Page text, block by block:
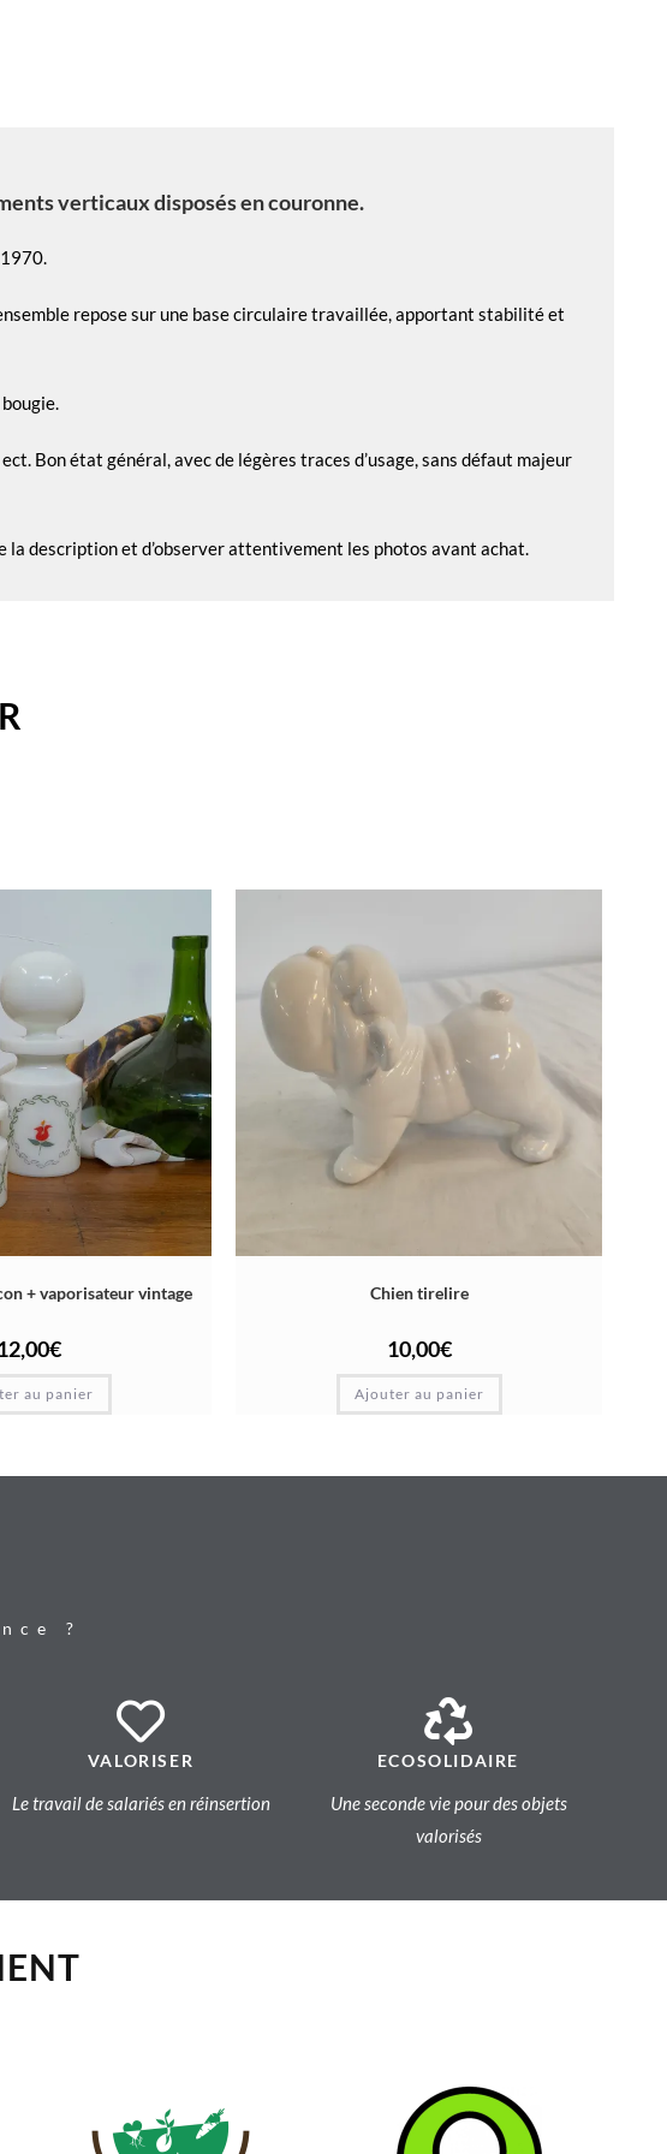
verticaux disposés en couronne.
repose sur une base circulaire travaillée, apportant stabilité et
Bon état général, avec de légères traces d’usage, sans défaut majeur
la description et d’observer attentivement les photos avant achat.
+ vaporisateur vintage
€
au panier
Chien tirelire
10,00€
Ajouter au panier
?
VALORISER
Le travail de salariés en réinsertion
ECOSOLIDAIRE
Une seconde vie pour des objets
valorisés